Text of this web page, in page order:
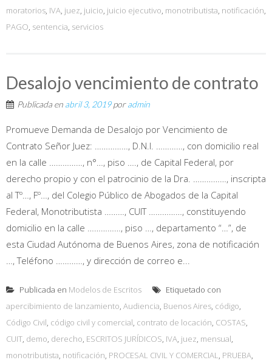
moratorios, IVA, juez, juicio, juicio ejecutivo, monotributista, notificación,
PAGO, sentencia, servicios
Desalojo vencimiento de contrato
Publicada en abril 3, 2019poradmin
Promueve Demanda de Desalojo por Vencimiento de
Contrato Señor Juez: ……………, D.N.I. …………, con domicilio real
en la calle ……………, n°…, piso …., de Capital Federal, por
derecho propio y con el patrocinio de la Dra. ……………, inscripta
al Tº…, Fº…, del Colegio Público de Abogados de la Capital
Federal, Monotributista ………, CUIT ……………, constituyendo
domicilio en la calle ……………, piso …, departamento “…”, de
esta Ciudad Autónoma de Buenos Aires, zona de notificación
…, Teléfono …………, y dirección de correo e...
Publicada en Modelos de Escritos
Etiquetado con
apercibimiento de lanzamiento, Audiencia, Buenos Aires, código,
Código Civil, código civil y comercial, contrato de locación, COSTAS,
CUIT, demo, derecho, ESCRITOS JURÍDICOS, IVA, juez, mensual,
monotributista, notificación, PROCESAL CIVIL Y COMERCIAL, PRUEBA,